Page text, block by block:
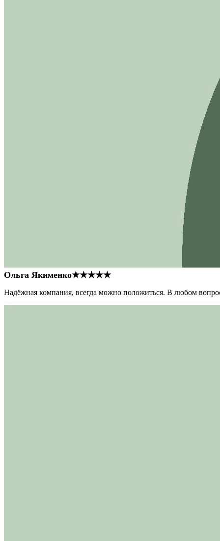
Ольга Якименко★★★★★
Надёжная компания, всегда можно положиться. В любом